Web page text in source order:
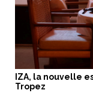
IZA, la nouvelle
Tropez